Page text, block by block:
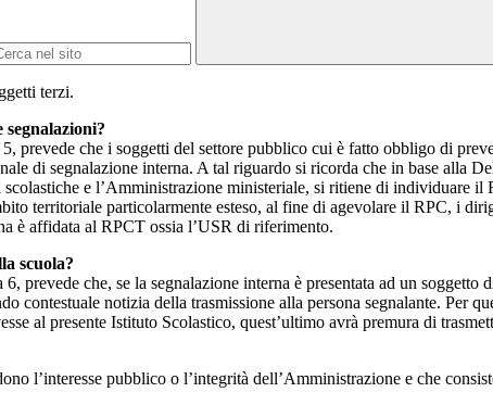
terzi.
segnalazioni?
prevede che i soggetti del settore pubblico cui è fatto obbligo di
di segnalazione interna. A tal riguardo si ricorda che in base alla
e l’Amministrazione ministeriale, si ritiene di individuare
territoriale particolarmente esteso, al fine di agevolare il RPC, i
è affidata al RPCT ossia l’USR di riferimento.
scuola?
prevede che, se la segnalazione interna è presentata ad un
contestuale notizia della trasmissione alla persona segnalante.
al presente Istituto Scolastico, quest’ultimo avrà premura di
l’interesse pubblico o l’integrità dell’Amministrazione e che